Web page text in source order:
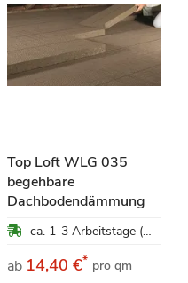
Top Loft WLG 035
begehbare
Dachbodendämmung
ca. 1-3 Arbeitstage (Mo-Fr)
ab 14,40 €* pro qm